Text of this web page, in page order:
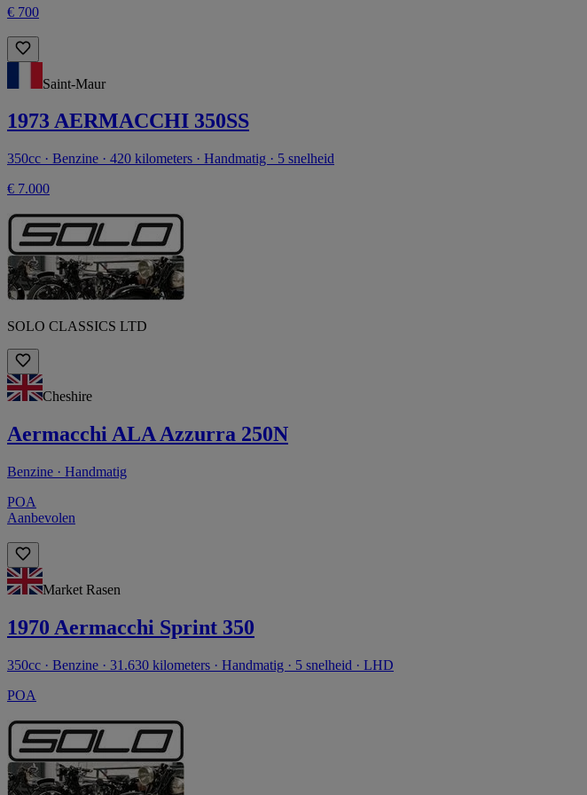
€ 700
Saint-Maur
1973 AERMACCHI 350SS
350cc · Benzine · 420 kilometers · Handmatig · 5 snelheid
€ 7.000
SOLO CLASSICS LTD
Cheshire
Aermacchi ALA Azzurra 250N
Benzine · Handmatig
POA
Aanbevolen
Market Rasen
1970 Aermacchi Sprint 350
350cc · Benzine · 31.630 kilometers · Handmatig · 5 snelheid · LHD
POA